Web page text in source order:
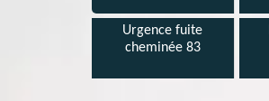
Urgence fuite
cheminée 83